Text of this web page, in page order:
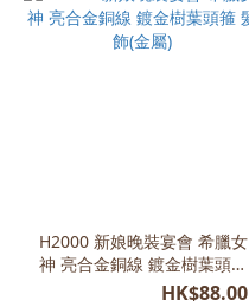
H2000 新娘晚裝宴會 希臘女
神 亮合金銅線 鍍金樹葉頭箍
髮飾(金屬)
HK$88.00